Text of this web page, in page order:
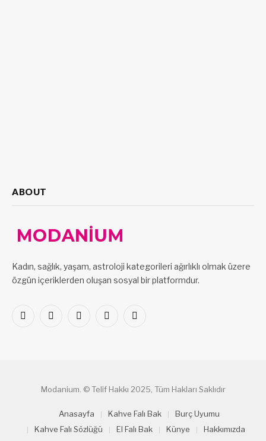
ABOUT
Kadın, sağlık, yaşam, astroloji kategorileri ağırlıklı olmak üzere
özgün içeriklerden oluşan sosyal bir platformdur.
Facebook
X
PinterestLinkedInVKontakte
Modanium. © Telif Hakkı 2025, Tüm Hakları Saklıdır
Anasayfa Kahve Falı Bak
Burç Uyumu
Kahve Falı Sözlüğü
El Falı Bak Künye
Hakkımızda